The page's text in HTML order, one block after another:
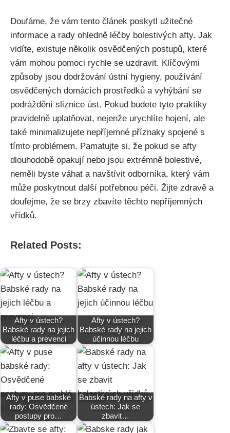
Doufáme, že vám tento článek poskytl užitečné ​
informace a rady ohledně léčby bolestivých afty. Jak
vidíte, existuje několik⁤ osvědčených postupů, které
vám ⁢mohou pomoci rychle se ‍uzdravit.⁣ Klíčovými
‍způsoby jsou dodržování ústní hygieny, používání⁤
osvědčených domácích prostředků a vyhýbání se
podráždění sliznice úst. Pokud budete tyto praktiky
pravidelně uplatňovat, nejenže urychlíte hojení, ale
také minimalizujete nepříjemné příznaky ⁣spojené⁤ s
tímto‌ problémem. Pamatujte si, že pokud se afty
dlouhodobě opakují nebo jsou extrémně bolestivé,
neměli byste váhat a navštívit odborníka, který vám
může poskytnout další potřebnou péči. Žijte⁣ zdravě a
doufejme, že se brzy zbavíte těchto nepříjemných
‍vřídků.
Related Posts:
Afty v ústech?
Babské rady na jejich
léčbu a prevenci
Afty v ústech?
Babské rady na jejich
účinnou léčbu
Afty v puse babské
rady: Osvědčené
postupy pro…
Babské rady na afty v
ústech: Jak se
zbavit…